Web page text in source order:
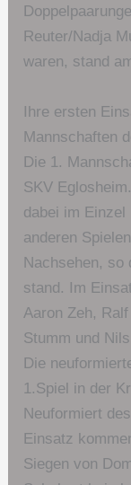
Reuter/Nadja
waren, stand
Ihre ersten
Mannschaften
Die 1.
SKV
dabei im Einzel
anderen
Nachsehen, so
stand. Im
Aaron Zeh,
Stumm und
Die
1.Spiel in der
Neuformiert
Einsatz
Siegen von